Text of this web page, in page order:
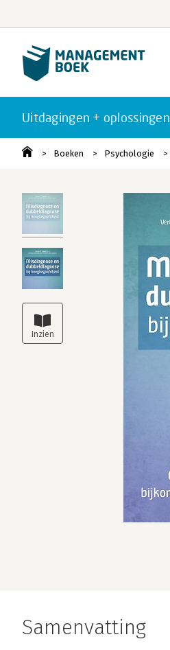
Uitdagingen + oplossingen
Boeken Psychologie
Samenvatting